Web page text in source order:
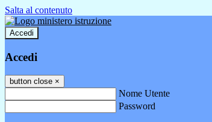
Salta al contenuto
Accedi
Accedi
button close ×
Nome Utente
Password